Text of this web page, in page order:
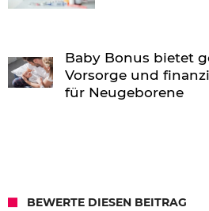
Baby Bonus bietet
Vorsorge und
für Neugeborene
BEWERTE DIESEN BEITRAG